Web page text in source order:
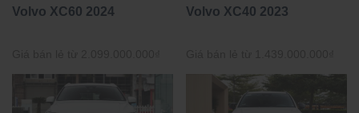
Volvo XC60 2024 Volvo XC40 2023